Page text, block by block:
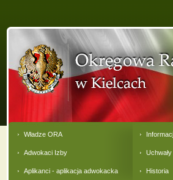
Władze ORA
Adwokaci Izby
Aplikanci - aplikacja adwokacka Historia